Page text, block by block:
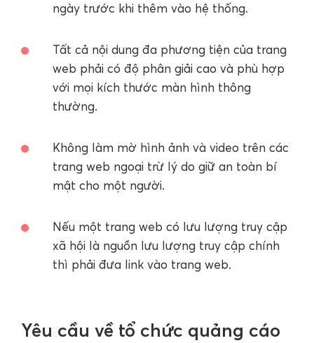
ngày trước khi thêm vào hệ thống.
Tất cả nội dung đa phương tiện của trang
web phải có độ phân giải cao và phù hợp
với mọi kích thước màn hình thông
thường.
Không làm mờ hình ảnh và video trên các
trang web ngoại trừ lý do giữ an toàn bí
mật cho một người.
Nếu một trang web có lưu lượng truy cập
xã hội là nguồn lưu lượng truy cập chính
thì phải đưa link vào trang web.
Yêu cầu về tổ chức quảng cáo